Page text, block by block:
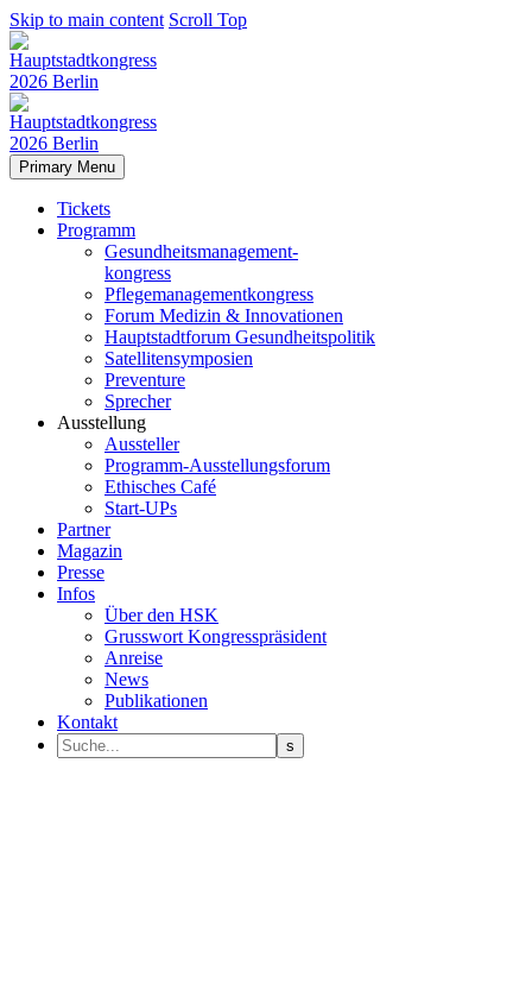
Skip to main content Scroll Top
Primary Menu
Tickets
Programm
Gesundheitsmanagement-
kongress
Pflegemanagementkongress
Forum Medizin & Innovationen
Hauptstadtforum Gesundheitspolitik
Satellitensymposien
Preventure
Sprecher
Ausstellung
Aussteller
Programm-Ausstellungsforum
Ethisches Café
Start-UPs
Partner
Magazin
Presse
Infos
Über den HSK
Grusswort Kongresspräsident
Anreise
News
Publikationen
Kontakt